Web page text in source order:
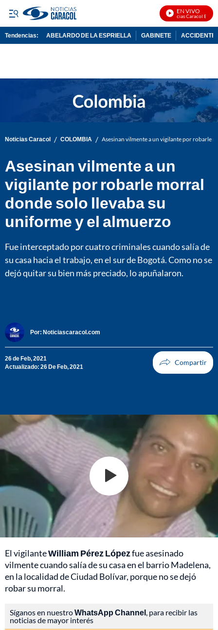
EN VIVO
Noticias Caracol En Vivo
Tendencias: ABELARDO DE LA ESPRIELLA GABINETE ACCIDENTE
Noticias Caracol / COLOMBIA / Asesinan vilmente a un vigilante por robarle
Asesinan vilmente a un
vigilante por robarle morral
donde solo llevaba su
uniforme y el almuerzo
Fue interceptado por cuatro criminales cuando salía de
su casa hacia el trabajo, en el sur de Bogotá. Como no se
dejó quitar su bien más preciado, lo apuñalaron.
Por: Noticiascaracol.com
26 de Feb, 2021
Actualizado: 26 De Feb, 2021
El vigilanteWilliam Pérez Lópezfue asesinado
vilmente cuando salía de su casa en el barrio Madelena,
en la localidad de Ciudad Bolívar, porque no se dejó
robar su morral.
Síganos en nuestroWhatsApp Channel , para recibir las
noticias de mayor interés